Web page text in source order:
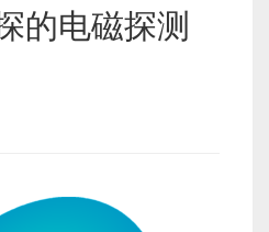
的电磁探测